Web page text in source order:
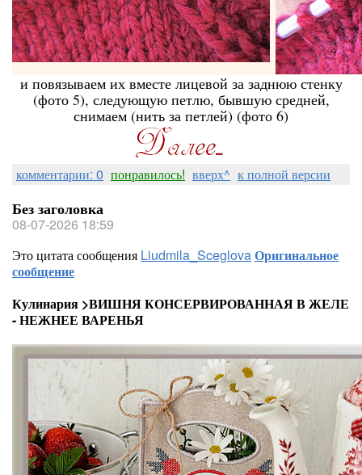
и повязываем их вместе лицевой за заднюю стенку
(фото 5), следующую петлю, бывшую средней,
снимаем (нить за петлей) (фото 6)
комментарии: 0 понравилось! вверх^ к полной версии
Без заголовка
08-07-2026 18:59
Это цитата сообщения Liudmila_SceglovaОригинальное
сообщение
Кулинария >ВИШНЯ КОНСЕРВИРОВАННАЯ В ЖЕЛЕ
- НЕЖНЕЕ ВАРЕНЬЯ